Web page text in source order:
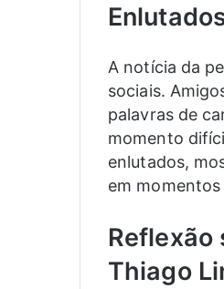
A notícia da
sociais.
palavras de
momento
enlutados,
em
Reflexão
Thiago